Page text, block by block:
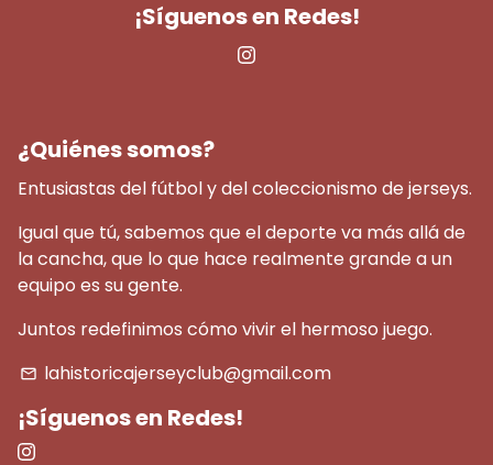
¡Síguenos en Redes!
¿Quiénes somos?
Entusiastas del fútbol y del coleccionismo de jerseys.
Igual que tú, sabemos que el deporte va más allá de
la cancha, que lo que hace realmente grande a un
equipo es su gente.
Juntos redefinimos cómo vivir el hermoso juego.
email lahistoricajerseyclub@gmail.com
¡Síguenos en Redes!